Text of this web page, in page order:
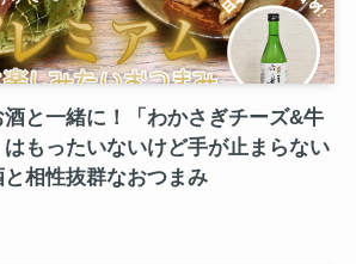
と一緒に！「わかさぎチーズ&牛
もったいないけど手が止まらない
相性抜群なおつまみ